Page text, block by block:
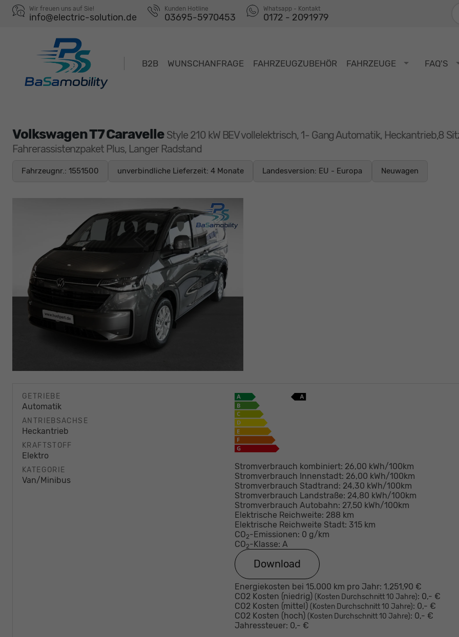
Wir freuen uns auf Sie!
info@electric-solution.de
Kunden Hotline
03695-5970453
Whatsapp - Kontakt
0172 - 2091979
B2B WUNSCHANFRAGE FAHRZEUGZUBEHÖR FAHRZEUGE FAQ'S
Volkswagen T7 Caravelle Style 210 kW BEV vollelektrisch, 1- Gang Automatik, Heckantrieb,8
Fahrerassistenzpaket Plus, Langer Radstand
Fahrzeugnr.: 1551500 unverbindliche Lieferzeit:4 Monate Landesversion: EU - Europa Neuwagen
GETRIEBE
Automatik
ANTRIEBSACHSE
Heckantrieb
KRAFTSTOFF
Elektro
KATEGORIE
Van/Minibus
Stromverbrauch kombiniert: 26,00 kWh/100km
Stromverbrauch Innenstadt: 26,00 kWh/100km
Stromverbrauch Stadtrand: 24,30 kWh/100km
Stromverbrauch Landstraße: 24,80 kWh/100km
Stromverbrauch Autobahn: 27,50 kWh/100km
Elektrische Reichweite: 288 km
Elektrische Reichweite Stadt: 315 km
CO2-Emissionen: 0 g/km
CO2-Klasse: A
Download
Energiekosten bei 15.000 km pro Jahr: 1.251,90 €
CO2 Kosten (niedrig) (Kosten Durchschnitt 10 Jahre): 0,- €
CO2 Kosten (mittel) (Kosten Durchschnitt 10 Jahre): 0,- €
CO2 Kosten (hoch) (Kosten Durchschnitt 10 Jahre): 0,- €
Jahressteuer: 0,- €